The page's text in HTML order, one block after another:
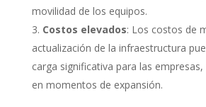
movilidad de los equipos.
Costos elevados: Los costos de
actualización de la infraestructura
carga significativa para las
en momentos de expansión.